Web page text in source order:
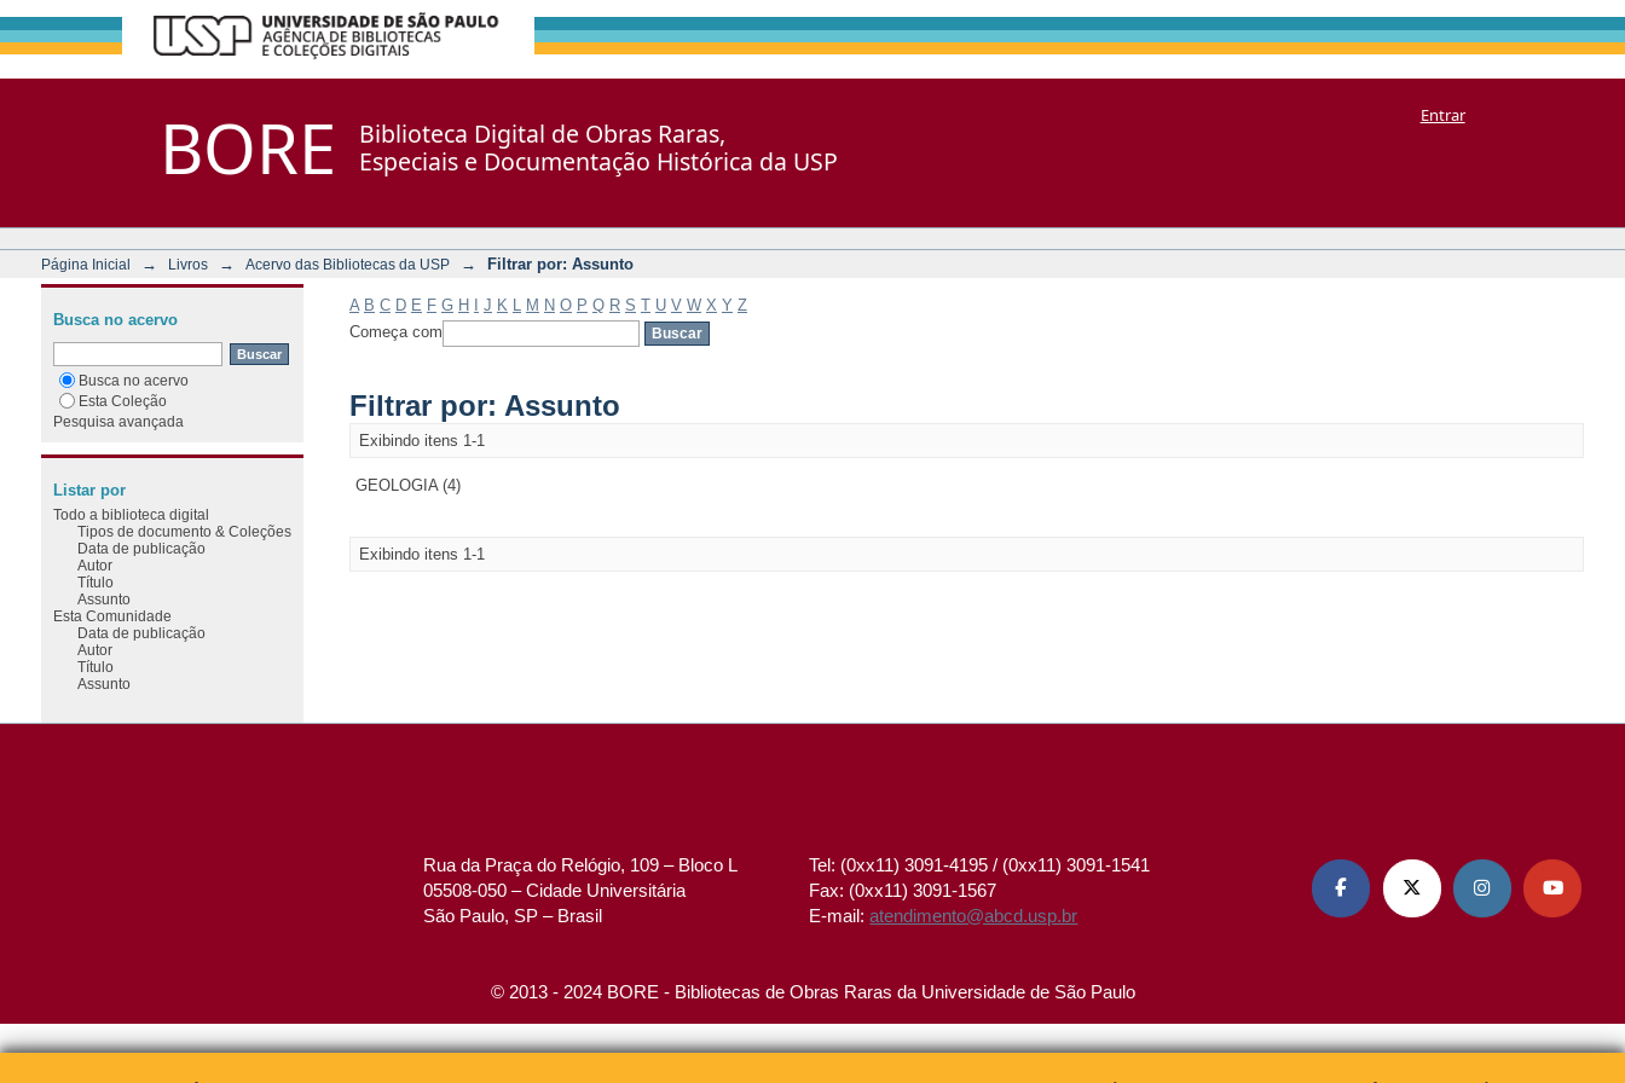
BORE
Biblioteca Digital de Obras Raras,
Especiais e Documentação Histórica da USP
Entrar
Página Inicial → Livros → Acervo das Bibliotecas da USP → Filtrar por: Assunto
A B C D E F G H J K M N O P Q R S T U V W X Y Z
Começa com
Filtrar por: Assunto
Exibindo itens 1-1
GEOLOGIA (4)
Exibindo itens 1-1
Busca no acervo
Busca no acervo
Esta Coleção
Pesquisa avançada
Listar por
Todo a biblioteca digital
Tipos de documento & Coleções
Data de publicação
Autor
Título
Assunto
Esta Comunidade
Data de publicação
Autor
Título
Assunto
Rua da Praça do Relógio, 109 – Bloco L
05508-050 – Cidade Universitária
São Paulo, SP – Brasil
Tel: (0xx11) 3091-4195 / (0xx11) 3091-1541
Fax: (0xx11) 3091-1567
E-mail:atendimento@abcd.usp.br
   
© 2013 - 2024 BORE - Bibliotecas de Obras Raras da Universidade de São Paulo